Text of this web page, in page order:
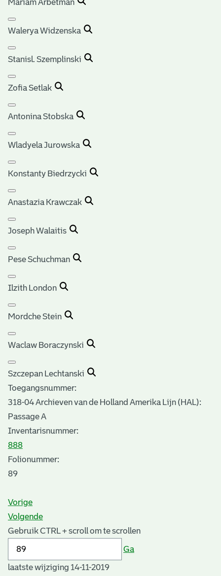
Mariam Arbetman
Walerya Widzenska
Stanisl. Szemplinski
Zofia Setlak
Antonina Stobska
Wladyela Jurowska
Konstanty Biedrzycki
Anastazia Krawczak
Joseph Walaitis
Pese Schuchman
Ilzith London
Mordche Stein
Waclaw Boraczynski
Szczepan Lechtanski
Toegangsnummer:
318-04 Archieven van de Holland Amerika Lijn (HAL):
Passage A
Inventarisnummer:
888
Folionummer:
89
Vorige
Volgende
Gebruik CTRL + scroll om te scrollen
Ga
laatste wijziging 14-11-2019